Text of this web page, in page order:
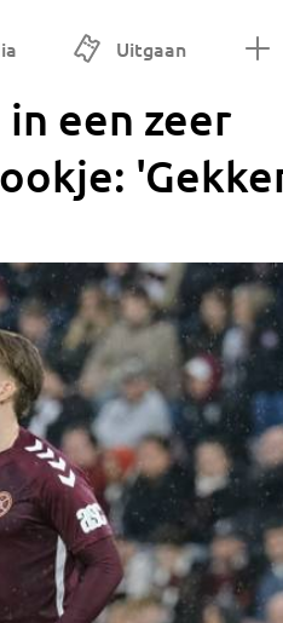
Uitgaan
een zeer